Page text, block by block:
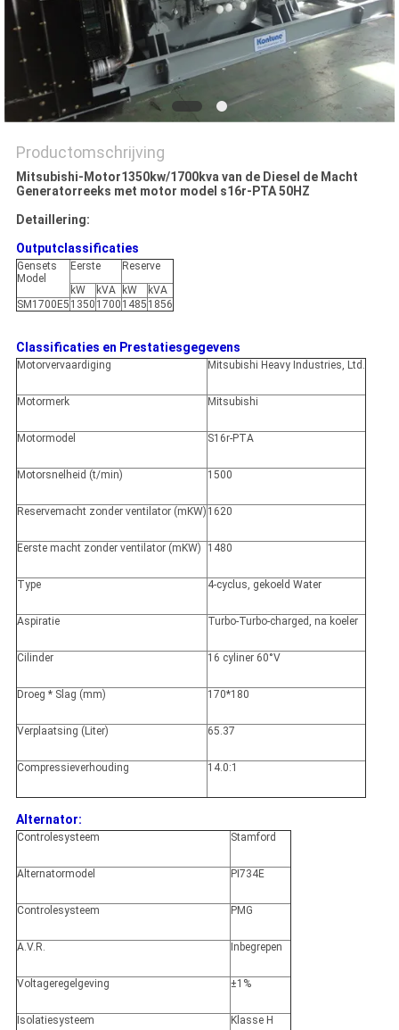
Productomschrijving
Mitsubishi-Motor1350kw/1700kva van de Diesel de Macht
Generatorreeks met motor model s16r-PTA 50HZ
Detaillering:
Outputclassificaties
Gensets
Model
Eerste
Reserve
kW
kVA kW
kVA
SM1700E5 1350 1700 1485 1856
Classificaties en Prestatiesgegevens
Motorvervaardiging Mitsubishi Heavy Industries, Ltd.
Motormerk Mitsubishi
Motormodel S16r-PTA
Motorsnelheid (t/min) 1500
Reservemacht zonder ventilator (mKW) 1620
Eerste macht zonder ventilator (mKW) 1480
Type 4-cyclus, gekoeld Water
Aspiratie Turbo-Turbo-charged, na koeler
Cilinder 16 cyliner 60°V
Droeg * Slag (mm) 170*180
Verplaatsing (Liter) 65.37
Compressieverhouding 14.0:1
Alternator:
Controlesysteem Stamford
Alternatormodel PI734E
Controlesysteem PMG
A.V.R. Inbegrepen
Voltageregelgeving ±1%
Isolatiesysteem Klasse H